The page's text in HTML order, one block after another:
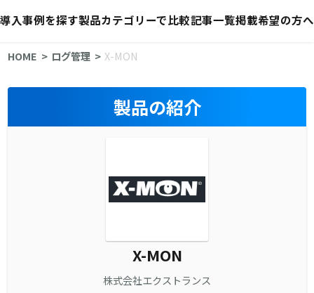
導入事例を探す製品カテゴリーで比較記事一覧掲載希望の方へ
HOME ログ管理 X-MON
製品の紹介
X-MON
株式会社エクストランス